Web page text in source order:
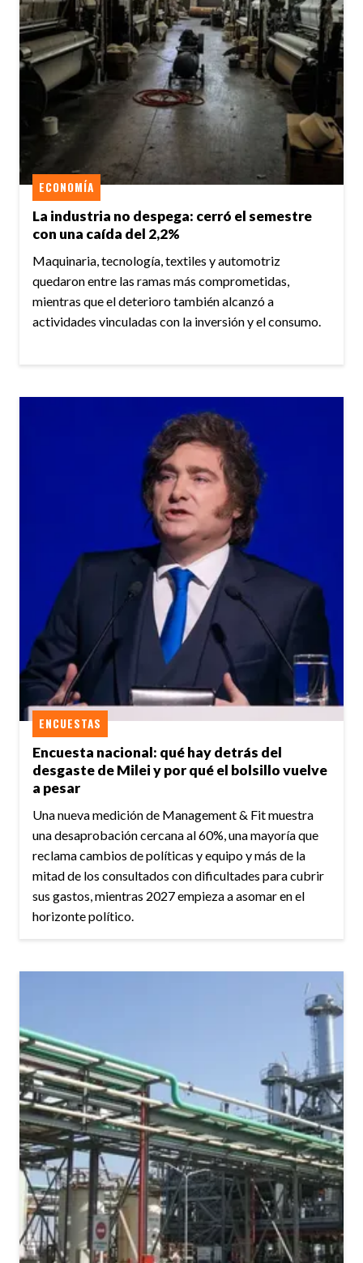
La industria no despega: cerró el semestre
con una caída del 2,2%
ECONOMÍA
Maquinaria, tecnología, textiles y automotriz
quedaron entre las ramas más comprometidas,
mientras que el deterioro también alcanzó a
actividades vinculadas con la inversión y el consumo.
Encuesta nacional: qué hay detrás del
desgaste de Milei y por qué el bolsillo vuelve
a pesar
ENCUESTAS
Una nueva medición de Management & Fit muestra
una desaprobación cercana al 60%, una mayoría que
reclama cambios de políticas y equipo y más de la
mitad de los consultados con dificultades para cubrir
sus gastos, mientras 2027 empieza a asomar en el
horizonte político.